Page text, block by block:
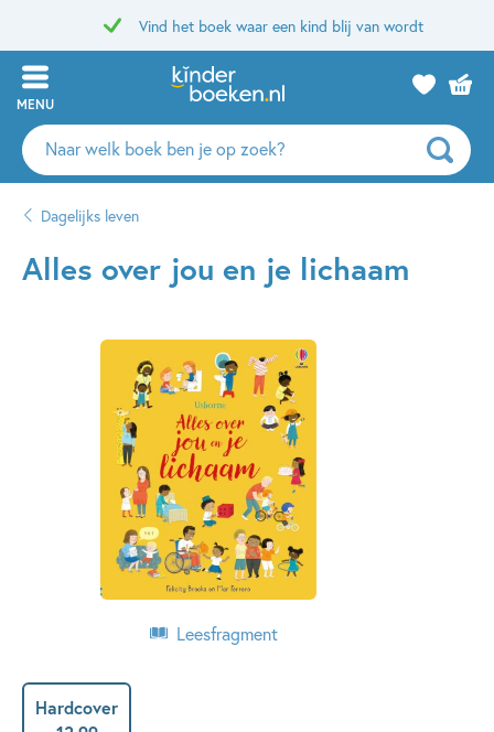
Vind het boek waar een kind blij van wordt
MENU
Zoeken
naar
auteurs
uitgevers
Dagelijks leven
Alles over jou en je lichaam
Leesfragment
Hardcover